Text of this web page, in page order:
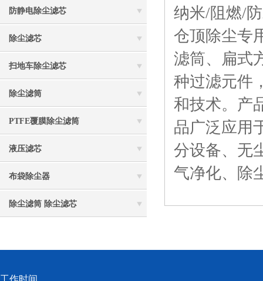
防静电除尘滤芯
除尘滤芯
扫地车除尘滤芯
除尘滤筒
PTFE覆膜除尘滤筒
液压滤芯
布袋除尘器
除尘滤筒 除尘滤芯
纳米/阻燃/
仓顶除尘专
滤筒、扁式
种过滤元件
和技术。产
品广泛应用
分设备、无
气净化、除
工作时间